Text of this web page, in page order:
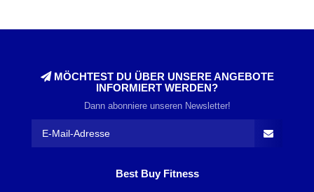
MÖCHTEST DU ÜBER UNSERE ANGEBOTE
INFORMIERT WERDEN?
Dann abonniere unseren Newsletter!
Best Buy Fitness